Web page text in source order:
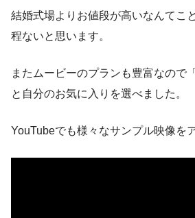
結婚式場よりお値段が高いなんてこ
程ないと思います。
またムービーのプランも豊富なので
と自分のお気に入りを選べました。
YouTubeでも様々なサンプル映像を